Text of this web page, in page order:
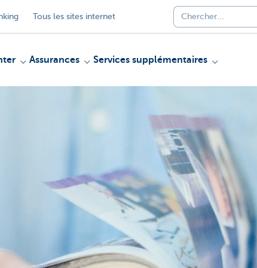
Tous les sites internet
Assurances Services supplémentaires